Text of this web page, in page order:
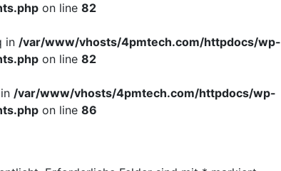
on line 82
in /var/www/vhosts/4pmtech.com/httpdocs/wp-
on line 82
/var/www/vhosts/4pmtech.com/httpdocs/wp-
on line 86